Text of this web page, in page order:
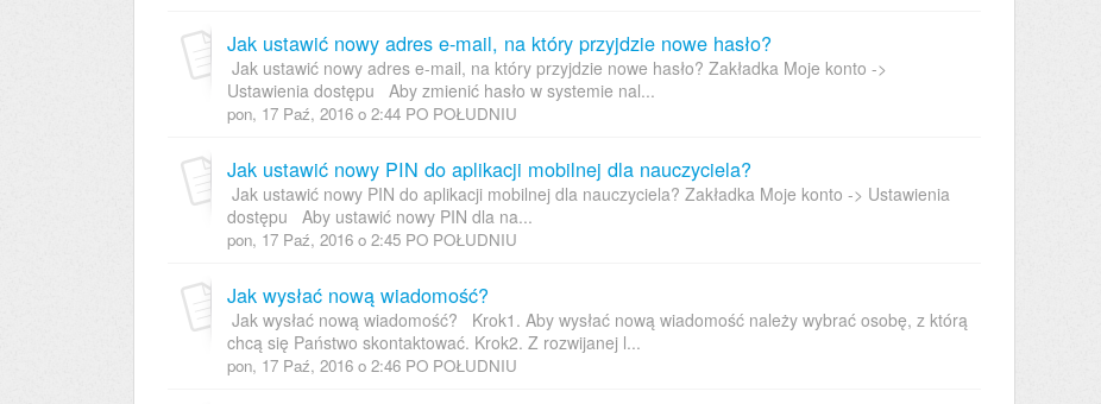
Jak ustawić nowy adres e-mail, na który przyjdzie nowe hasło?
Jak ustawić nowy adres e-mail, na który przyjdzie nowe hasło? Zakładka Moje konto ->
Ustawienia dostępu Aby zmienić hasło w systemie nal...
pon, 17 Paź, 2016 o 2:44 PO POŁUDNIU
Jak ustawić nowy PIN do aplikacji mobilnej dla nauczyciela?
Jak ustawić nowy PIN do aplikacji mobilnej dla nauczyciela? Zakładka Moje konto -> Ustawienia
dostępu Aby ustawić nowy PIN dla na...
pon, 17 Paź, 2016 o 2:45 PO POŁUDNIU
Jak wysłać nową wiadomość?
Jak wysłać nową wiadomość? Krok1. Aby wysłać nową wiadomość należy wybrać osobę, z którą
chcą się Państwo skontaktować. Krok2. Z rozwijanej l...
pon, 17 Paź, 2016 o 2:46 PO POŁUDNIU